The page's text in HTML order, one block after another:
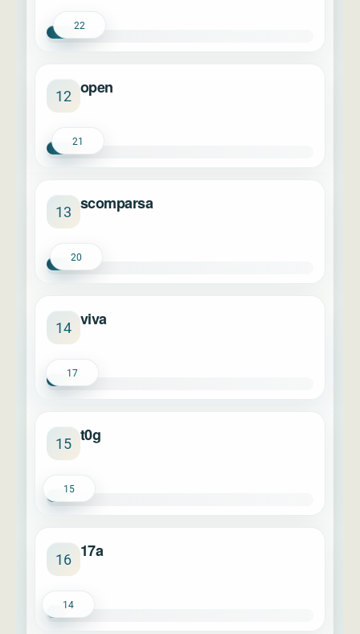
22
12 open
21
13 scomparsa
20
14 viva
17
15 t0g
15
16 17a
14